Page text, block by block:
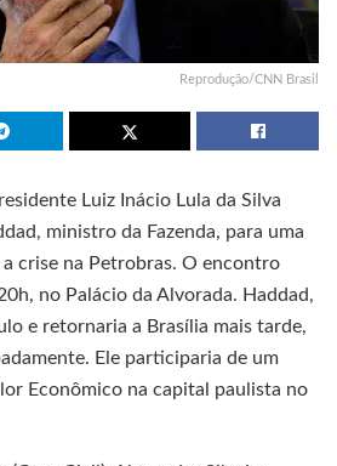
Reprodução/CNN Brasil
Luiz Inácio Lula da Silva
ministro da Fazenda, para uma
crise na Petrobras. O encontro
no Palácio da Alvorada. Haddad,
e retornaria a Brasília mais tarde,
Ele participaria de um
Econômico na capital paulista no